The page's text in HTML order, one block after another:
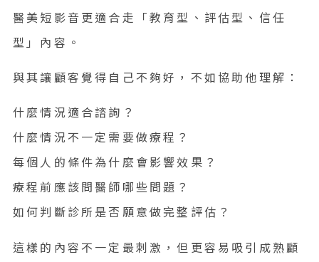
醫美短影音更適合走「教育型、評估型、信任
型」內容。
與其讓顧客覺得自己不夠好，不如協助他理解：
什麼情況適合諮詢？
什麼情況不一定需要做療程？
每個人的條件為什麼會影響效果？
療程前應該問醫師哪些問題？
如何判斷診所是否願意做完整評估？
這樣的內容不一定最刺激，但更容易吸引成熟顧